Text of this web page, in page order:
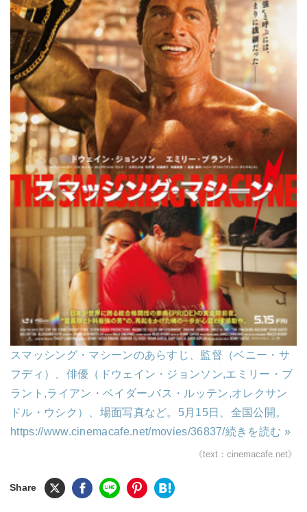
スマッシング・マシーンのあらすじ、監督（ベニー・サ
フディ）、俳優（ドウェイン・ジョンソン,エミリー・ブ
ラント,ライアン・ベイダー,バス・ルッテン,オレクサン
ドル・ウシク）、場面写真など。5月15日、全国公開。
https://www.cinemacafe.net/movies/36837/続きを読む »
《text：cinemacafe.net》